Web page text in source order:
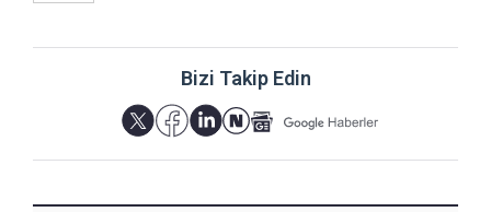
Bizi Takip Edin